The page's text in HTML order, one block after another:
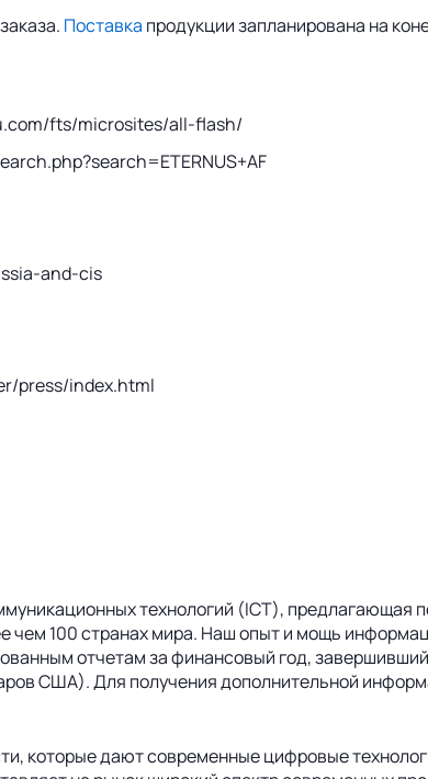
Поставка продукции запланирована на
fts/microsites/all-flash/
and-cis
press/index.html
технологий (ICT), предлагающая
чем 100 странах мира. Наш опыт и мощь
отчетам за финансовый год,
США). Для получения дополнительной
которые дают современные цифровые